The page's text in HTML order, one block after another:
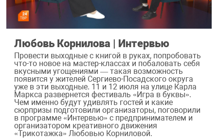
Любовь Корнилова | Интервью
Провести выходные с книгой в руках, попробовать
что-то новое на мастер-классах и побаловать себя
вкусными угощениями — такая возможность
появится у жителей Сергиево-Посадского округа
уже в эти выходные. 11 и 12 июля на улице Карла
Маркса развернется фестиваль «Игра в буквы».
Чем именно будут удивлять гостей и какие
сюрпризы подготовили организаторы, поговорили
в программе «Интервью» с предпринимателем и
организатором креативного движения
«Трикотажка» Любовью Корниловой.